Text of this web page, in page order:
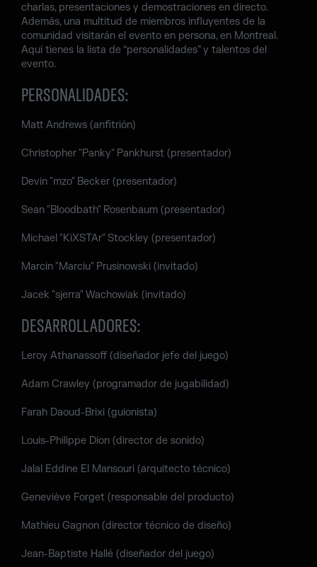
charlas, presentaciones y demostraciones en directo.
Además, una multitud de miembros influyentes de la
comunidad visitarán el evento en persona, en Montreal.
Aquí tienes la lista de “personalidades” y talentos del
evento.
PERSONALIDADES:
Matt Andrews (anfitrión)
Christopher "Panky" Pankhurst (presentador)
Devin "mzo" Becker (presentador)
Sean "Bloodbath" Rosenbaum (presentador)
Michael "KiXSTAr" Stockley (presentador)
Marcin "Marciu" Prusinowski (invitado)
Jacek "sjerra" Wachowiak (invitado)
DESARROLLADORES:
Leroy Athanassoff (diseñador jefe del juego)
Adam Crawley (programador de jugabilidad)
Farah Daoud-Brixi (guionista)
Louis-Philippe Dion (director de sonido)
Jalal Eddine El Mansouri (arquitecto técnico)
Geneviève Forget (responsable del producto)
Mathieu Gagnon (director técnico de diseño)
Jean-Baptiste Hallé (diseñador del juego)